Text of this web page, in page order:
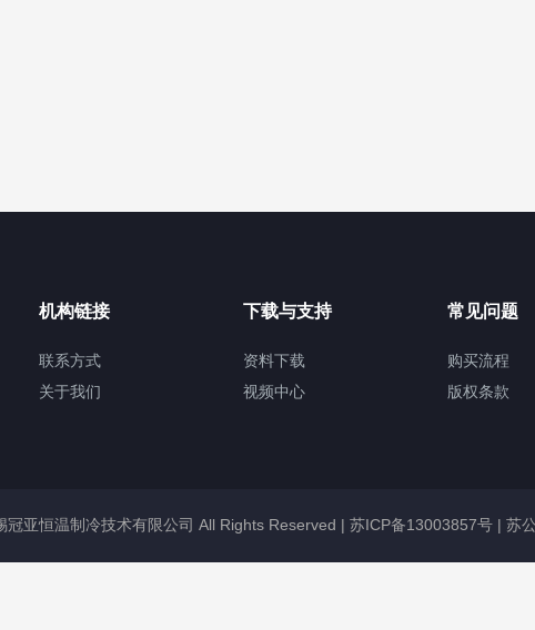
机构链接
联系方式
关于我们
下载与支持
资料下载
视频中心
常见问题
购买流程
版权条款
亚恒温制冷技术有限公司 All Rights Reserved | 苏ICP备13003857号| 苏